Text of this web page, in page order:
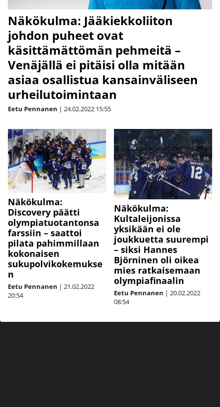
Näkökulma: Jääkiekkoliiton
johdon puheet ovat
käsittämättömän pehmeitä –
Venäjällä ei pitäisi olla mitään
asiaa osallistua kansainväliseen
urheilutoimintaan
Eetu Pennanen | 24.02.2022 15:55
Näkökulma:
Discovery päätti
olympiatuotantonsa
farssiin – saattoi
pilata pahimmillaan
kokonaisen
sukupolvikokemukse
n
Eetu Pennanen | 21.02.2022
20:54
Näkökulma:
Kultaleijonissa
yksikään ei ole
joukkuetta suurempi
– siksi Hannes
Björninen oli oikea
mies ratkaisemaan
olympiafinaalin
Eetu Pennanen | 20.02.2022
08:54